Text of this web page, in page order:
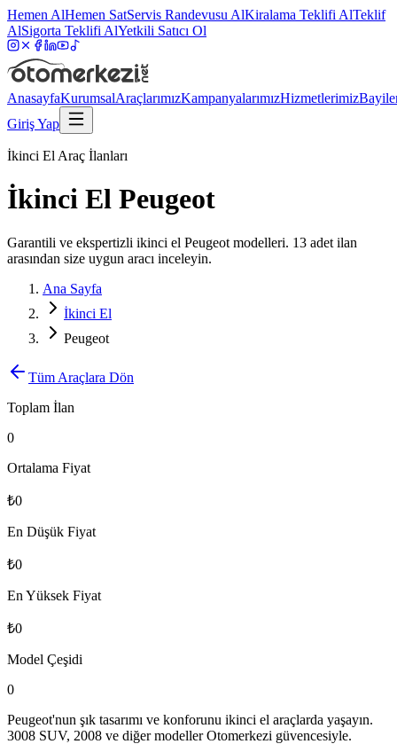
Hemen AlHemen SatServis Randevusu AlKiralama Teklifi AlTeklif
AlSigorta Teklifi AlYetkili Satıcı Ol
AnasayfaKurumsalAraçlarımızKampanyalarımızHizmetlerimiz
Giriş Yap
İkinci El Araç İlanları
İkinci El Peugeot
Garantili ve ekspertizli ikinci el Peugeot modelleri. 13 adet ilan
arasından size uygun aracı inceleyin.
Ana Sayfa
İkinci El
Peugeot
Tüm Araçlara Dön
Toplam İlan
0
Ortalama Fiyat
₺0
En Düşük Fiyat
₺0
En Yüksek Fiyat
₺0
Model Çeşidi
0
Peugeot'nun şık tasarımı ve konforunu ikinci el araçlarda yaşayın.
3008 SUV, 2008 ve diğer modeller Otomerkezi güvencesiyle.